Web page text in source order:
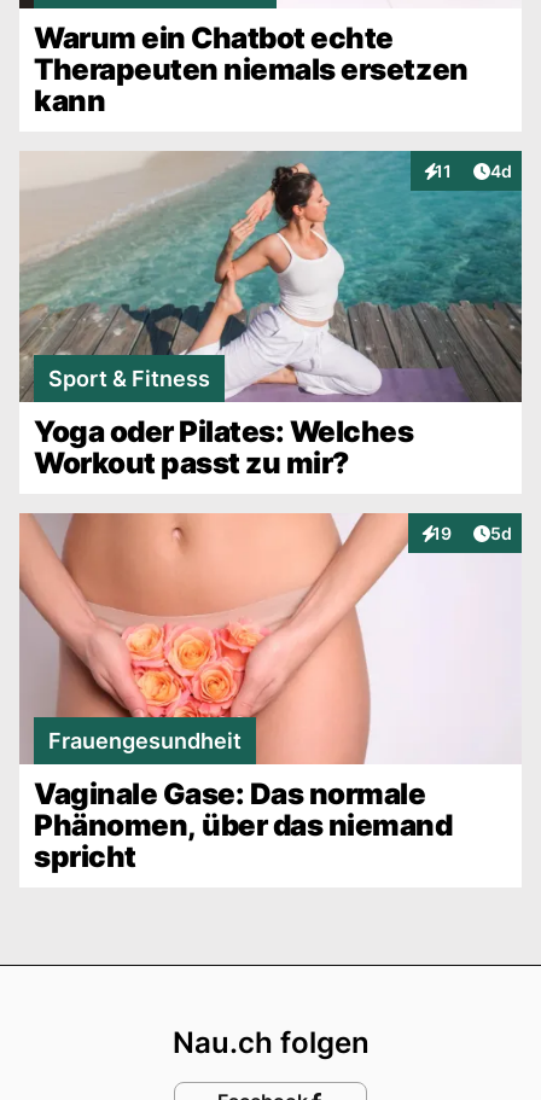
Warum ein Chatbot echte
Therapeuten niemals ersetzen
kann
11
Interaktionen
4d
Sport & Fitness
Yoga oder Pilates: Welches
Workout passt zu mir?
19
Interaktionen
5d
Frauengesundheit
Vaginale Gase: Das normale
Phänomen, über das niemand
spricht
Nau.ch folgen